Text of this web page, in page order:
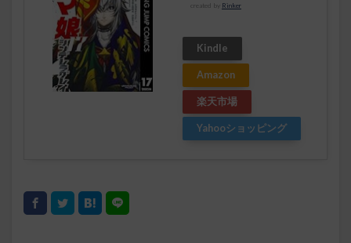
created by Rinker
Kindle
Amazon
楽天市場
Yahooショッピング